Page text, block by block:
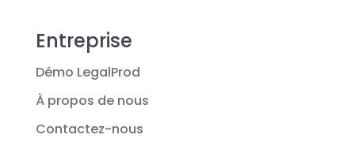
Entreprise
Démo LegalProd
À propos de nous
Contactez-nous